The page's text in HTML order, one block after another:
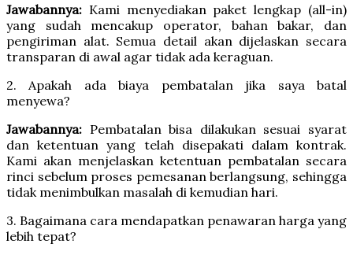
Jawabannya: Kami menyediakan paket lengkap (all-in)
yang sudah mencakup operator, bahan bakar, dan
pengiriman alat. Semua detail akan dijelaskan secara
transparan di awal agar tidak ada keraguan.
2. Apakah ada biaya pembatalan jika saya batal
menyewa?
Jawabannya: Pembatalan bisa dilakukan sesuai syarat
dan ketentuan yang telah disepakati dalam kontrak.
Kami akan menjelaskan ketentuan pembatalan secara
rinci sebelum proses pemesanan berlangsung, sehingga
tidak menimbulkan masalah di kemudian hari.
3. Bagaimana cara mendapatkan penawaran harga yang
lebih tepat?